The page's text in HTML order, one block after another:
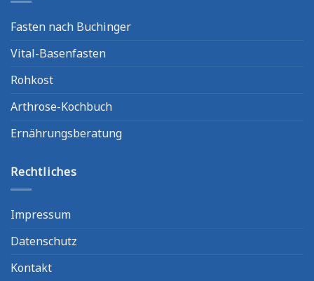
Fasten nach Buchinger
Vital-Basenfasten
Rohkost
Arthrose-Kochbuch
Ernährungsberatung
Rechtliches
Impressum
Datenschutz
Kontakt